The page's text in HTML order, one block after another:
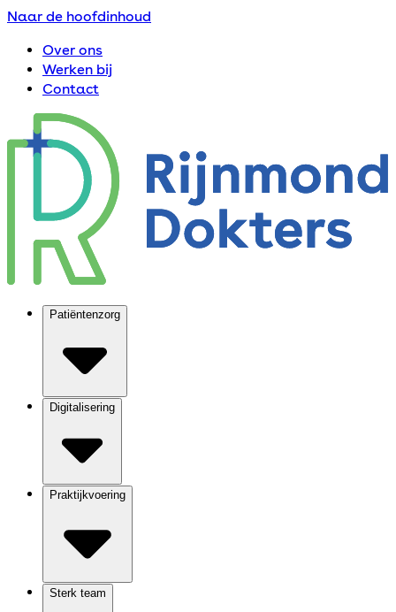
Naar de hoofdinhoud
Over ons
Werken bij
Contact
Patiëntenzorg
Digitalisering
Praktijkvoering
Sterk team